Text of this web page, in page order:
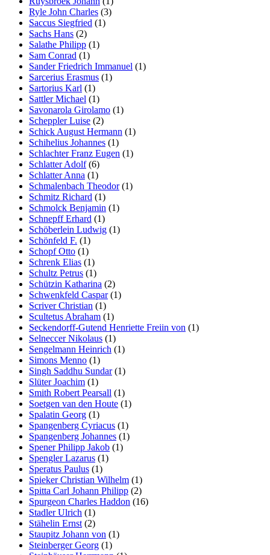
Ryle John Charles (3)
Saccus Siegfried (1)
Sachs Hans (2)
Salathe Philipp (1)
Sam Conrad (1)
Sander Friedrich Immanuel (1)
Sarcerius Erasmus (1)
Sartorius Karl (1)
Sattler Michael (1)
Savonarola Girolamo (1)
Scheppler Luise (2)
Schick August Hermann (1)
Schihelius Johannes (1)
Schlachter Franz Eugen (1)
Schlatter Adolf(6)
Schlatter Anna (1)
Schmalenbach Theodor(1)
Schmitz Richard (1)
Schmolck Benjamin (1)
Schnepff Erhard (1)
Schöberlein Ludwig (1)
Schönfeld F. (1)
Schopf Otto (1)
Schrenk Elias (1)
Schultz Petrus (1)
Schützin Katharina (2)
Schwenkfeld Caspar(1)
Scriver Christian (1)
Scultetus Abraham (1)
Seckendorff-Gutend Henriette Freiin von (1)
Selneccer Nikolaus (1)
Sengelmann Heinrich (1)
Simons Menno (1)
Singh Saddhu Sundar(1)
Slüter Joachim (1)
Smith Robert Pearsall (1)
Soetgen van den Houte (1)
Spalatin Georg (1)
Spangenberg Cyriacus (1)
Spangenberg Johannes (1)
Spener Philipp Jakob (1)
Spengler Lazarus (1)
Speratus Paulus (1)
Spieker Christian Wilhelm (1)
Spitta Carl Johann Philipp (2)
Spurgeon Charles Haddon (16)
Stadler Ulrich (1)
Stähelin Ernst (2)
Staupitz Johann von (1)
Steinberger Georg (1)